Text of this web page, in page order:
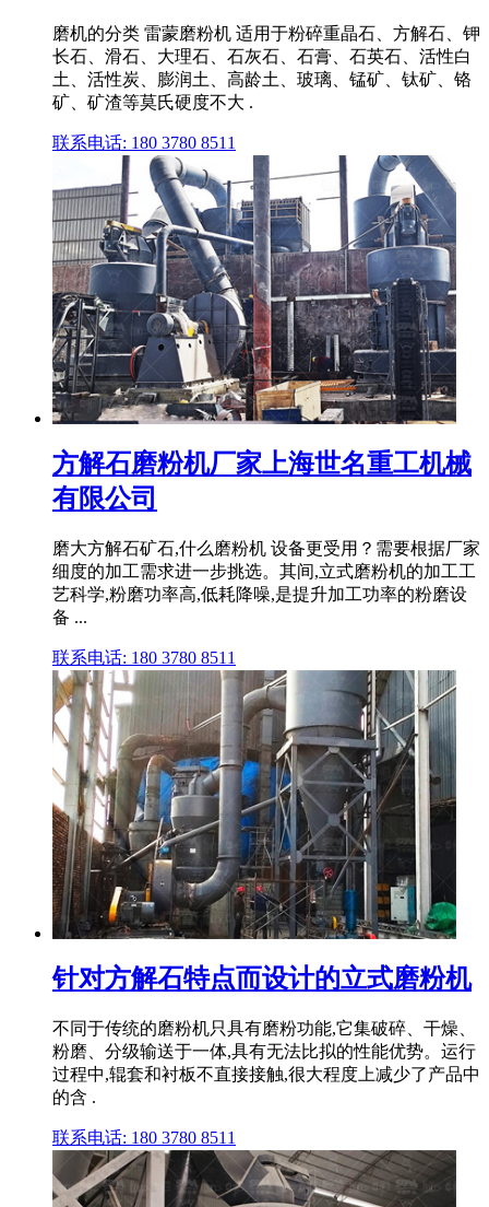
磨机的分类 雷蒙磨粉机 适用于粉碎重晶石、方解石、钾
长石、滑石、大理石、石灰石、石膏、石英石、活性白
土、活性炭、膨润土、高龄土、玻璃、锰矿、钛矿、铬
矿、矿渣等莫氏硬度不大 .
联系电话: 180 3780 8511
方解石磨粉机厂家上海世名重工机械
有限公司
磨大方解石矿石,什么磨粉机 设备更受用？需要根据厂家
细度的加工需求进一步挑选。其间,立式磨粉机的加工工
艺科学,粉磨功率高,低耗降噪,是提升加工功率的粉磨设
备 ...
联系电话: 180 3780 8511
针对方解石特点而设计的立式磨粉机
不同于传统的磨粉机只具有磨粉功能,它集破碎、干燥、
粉磨、分级输送于一体,具有无法比拟的性能优势。运行
过程中,辊套和衬板不直接接触,很大程度上减少了产品中
的含 .
联系电话: 180 3780 8511